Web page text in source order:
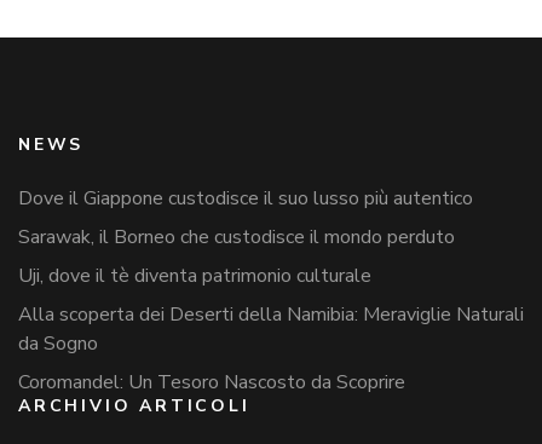
NEWS
Dove il Giappone custodisce il suo lusso più autentico
Sarawak, il Borneo che custodisce il mondo perduto
Uji, dove il tè diventa patrimonio culturale
Alla scoperta dei Deserti della Namibia: Meraviglie Naturali
da Sogno
Coromandel: Un Tesoro Nascosto da Scoprire
ARCHIVIO ARTICOLI